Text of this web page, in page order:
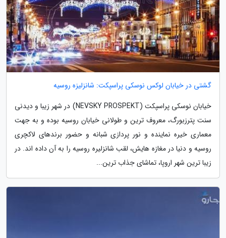
گشتی در خیابان لوکس نوسکی پراسپکت: شانزلیزه روسیه
خیابان نوسکی پراسپکت (NEVSKY PROSPEKT) در شهر زیبا و دیدنی
سنت پترزبورگ، معروف ترین و طولانی خیابان روسیه بوده و به جهت
معماری خیره نماینده و نور پردازی شبانه و حضور برندهای لاکچری
روسیه و دنیا در مغازه هایش، لقب شانزلیره روسیه را به آن داده اند. در
زیبا ترین شهر اروپا، تماشای جذاب ترین...